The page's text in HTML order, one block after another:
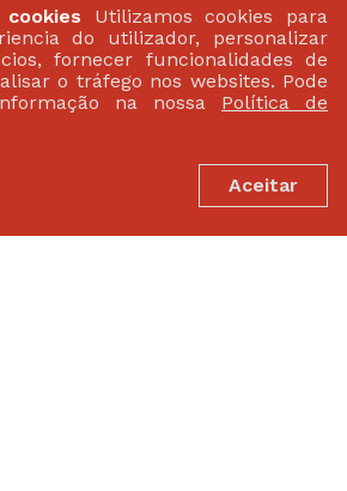
Utilizamos cookies para
do utilizador, personalizar
fornecer funcionalidades de
o tráfego nos websites. Pode
na nossa Política de
Aceitar